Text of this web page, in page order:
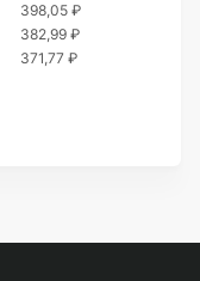
398,05 ₽
382,99 ₽
371,77 ₽